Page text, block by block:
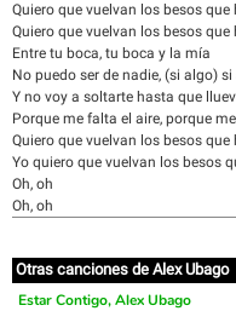
Quiero que vuelvan los besos que
Quiero que vuelvan los besos que
Entre tu boca, tu boca y la mía
No puedo ser de nadie, (si algo)
Y no voy a soltarte hasta que
Porque me falta el aire, porque
Quiero que vuelvan los besos
Yo quiero que vuelvan los besos
Oh, oh
Oh, oh
Otras canciones de Alex Ubago
Estar Contigo, Alex Ubago